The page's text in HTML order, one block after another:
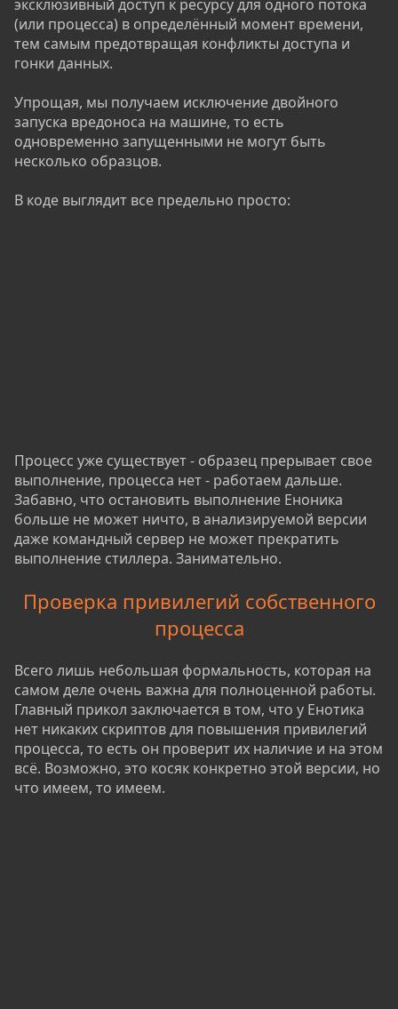
эксклюзивный доступ к ресурсу для одного потока
(или процесса) в определённый момент времени,
тем самым предотвращая конфликты доступа и
гонки данных.
Упрощая, мы получаем исключение двойного
запуска вредоноса на машине, то есть
одновременно запущенными не могут быть
несколько образцов.
В коде выглядит все предельно просто:
Процесс уже существует - образец прерывает свое
выполнение, процесса нет - работаем дальше.
Забавно, что остановить выполнение Еноника
больше не может ничто, в анализируемой версии
даже командный сервер не может прекратить
выполнение стиллера. Занимательно.
Проверка привилегий собственного
процесса
Всего лишь небольшая формальность, которая на
самом деле очень важна для полноценной работы.
Главный прикол заключается в том, что у Енотика
нет никаких скриптов для повышения привилегий
процесса, то есть он проверит их наличие и на этом
всё. Возможно, это косяк конкретно этой версии, но
что имеем, то имеем.